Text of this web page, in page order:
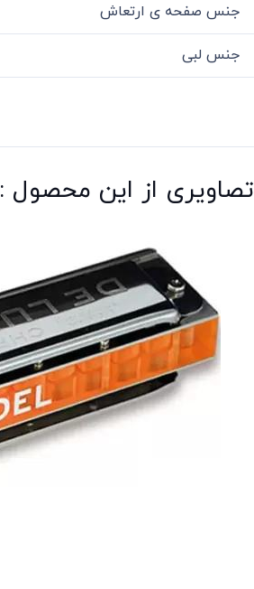
جنس صفحه ی ارتعاش
جنس لبی
تصاویری از این محصول :